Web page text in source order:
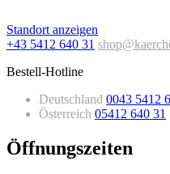
Standort anzeigen
+43 5412 640 31
Bestell-Hotline
Deutschland 0043 5412
Österreich 05412 640 31
Öffnungszeiten